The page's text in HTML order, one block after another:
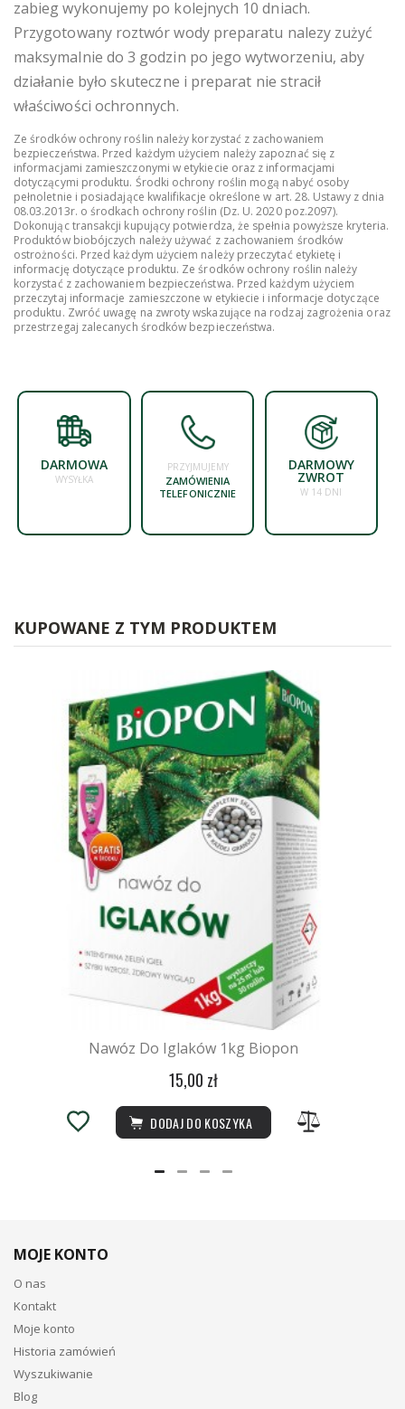
zabieg wykonujemy po kolejnych 10 dniach.
Przygotowany roztwór wody preparatu nalezy zużyć
maksymalnie do 3 godzin po jego wytworzeniu, aby
działanie było skuteczne i preparat nie stracił
właściwości ochronnych.
Ze środków ochrony roślin należy korzystać z zachowaniem
bezpieczeństwa. Przed każdym użyciem należy zapoznać się z
informacjami zamieszczonymi w etykiecie oraz z informacjami
dotyczącymi produktu. Środki ochrony roślin mogą nabyć osoby
pełnoletnie i posiadające kwalifikacje określone w art. 28. Ustawy z dnia
08.03.2013r. o środkach ochrony roślin (Dz. U. 2020 poz.2097).
Dokonując transakcji kupujący potwierdza, że spełnia powyższe kryteria.
Produktów biobójczych należy używać z zachowaniem środków
ostrożności. Przed każdym użyciem należy przeczytać etykietę i
informację dotyczące produktu. Ze środków ochrony roślin należy
korzystać z zachowaniem bezpieczeństwa. Przed każdym użyciem
przeczytaj informacje zamieszczone w etykiecie i informacje dotyczące
produktu. Zwróć uwagę na zwroty wskazujące na rodzaj zagrożenia oraz
przestrzegaj zalecanych środków bezpieczeństwa.
DARMOWA
WYSYŁKA
PRZYJMUJEMY
ZAMÓWIENIA
TELEFONICZNIE
DARMOWY
ZWROT
W 14 DNI
KUPOWANE Z TYM PRODUKTEM
Nawóz Do Iglaków 1kg Biopon
15,00 zł
DODAJ DO KOSZYKA
MOJE KONTO
O nas
Kontakt
Moje konto
Historia zamówień
Wyszukiwanie
Blog